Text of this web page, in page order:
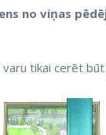
no viņas
tikai cerēt